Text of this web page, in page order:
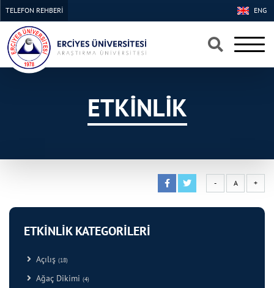
×
×
ENG
TELEFON REHBERİ
ETKİNLİK
- A +
ETKİNLİK KATEGORİLERİ
Açılış (18)
Ağaç Dikimi (4)